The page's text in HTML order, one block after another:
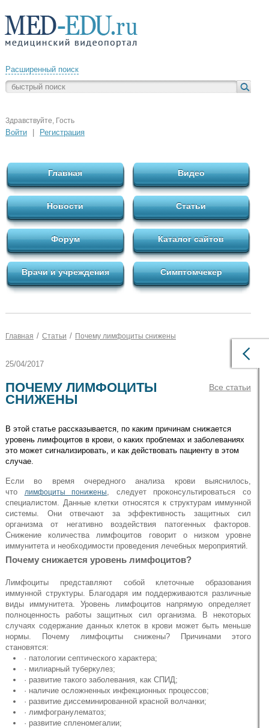
Расширенный поиск
Здравствуйте, Гость
Войти Регистрация
Главная Видео
Новости Статьи
Форум Каталог сайтов
Врачи и учреждения Симптомчекер
Главная / Статьи / Почему лимфоциты снижены
25/04/2017
Все статьи
ПОЧЕМУ ЛИМФОЦИТЫ
СНИЖЕНЫ
В этой статье рассказывается, по каким причинам снижается
уровень лимфоцитов в крови, о каких проблемах и заболеваниях
это может сигнализировать, и как действовать пациенту в этом
случае.
Если во время очередного анализа крови выяснилось,
что лимфоциты понижены, следует проконсультироваться со
специалистом. Данные клетки относятся к структурам иммунной
системы. Они отвечают за эффективность защитных сил
организма от негативно воздействия патогенных факторов.
Снижение количества лимфоцитов говорит о низком уровне
иммунитета и необходимости проведения лечебных мероприятий.
Почему снижается уровень лимфоцитов?
Лимфоциты представляют собой клеточные образования
иммунной структуры. Благодаря им поддерживаются различные
виды иммунитета. Уровень лимфоцитов напрямую определяет
полноценность работы защитных сил организма. В некоторых
случаях содержание данных клеток в крови может быть меньше
нормы. Почему лимфоциты снижены? Причинами этого
становятся:
· патологии септического характера;
· милиарный туберкулез;
· развитие такого заболевания, как СПИД;
· наличие осложненных инфекционных процессов;
· развитие диссеминированной красной волчанки;
· лимфогранулематоз;
· развитие спленомегалии;